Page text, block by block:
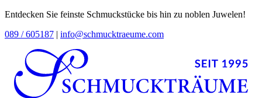
Entdecken Sie feinste Schmuckstücke bis hin zu noblen Juwelen!
089 / 605187 | info@schmucktraeume.com